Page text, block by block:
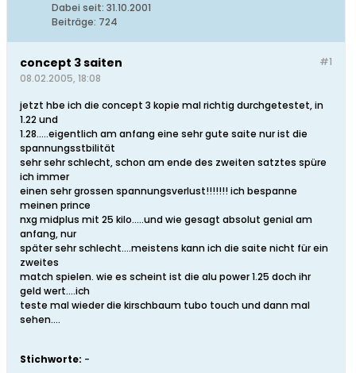
Dabei seit: 31.10.2001
Beiträge: 724
#1
concept 3 saiten
08.02.2005, 18:08
jetzt hbe ich die concept 3 kopie mal richtig durchgetestet, in
1.22 und
1.28.....eigentlich am anfang eine sehr gute saite nur ist die
spannungsstbilität
sehr sehr schlecht, schon am ende des zweiten satztes spüre
ich immer
einen sehr grossen spannungsverlust!!!!!!! ich bespanne
meinen prince
nxg midplus mit 25 kilo.....und wie gesagt absolut genial am
anfang, nur
später sehr schlecht....meistens kann ich die saite nicht für ein
zweites
match spielen. wie es scheint ist die alu power 1.25 doch ihr
geld wert....ich
teste mal wieder die kirschbaum tubo touch und dann mal
sehen....
Stichworte: -